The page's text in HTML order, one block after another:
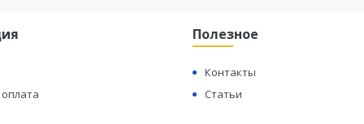
Полезное
Контакты
Статьи